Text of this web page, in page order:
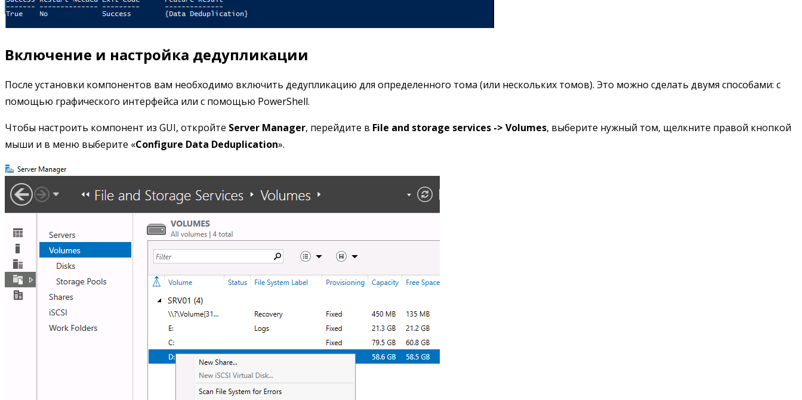
Включение и настройка дедупликации
После установки компонентов вам необходимо включить дедупликацию для определенного тома (или нескольких томов). Это можно сделать двумя способами: с
помощью графического интерфейса или с помощью PowerShell.
Чтобы настроить компонент из GUI, откройте Server Manager, перейдите в File and storage services -> Volumes, выберите нужный том, щелкните правой кнопкой
мыши и в меню выберите «Configure Data Deduplication».